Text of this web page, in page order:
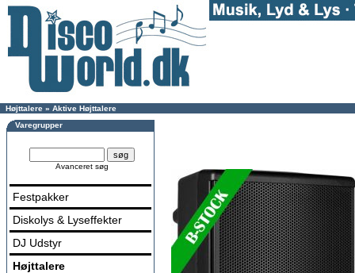
Højttalere » Aktive Højttalere
Varegrupper
Avanceret søg
Festpakker
Diskolys & Lyseffekter
DJ Udstyr
Højttalere